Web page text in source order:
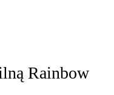
Rainbow